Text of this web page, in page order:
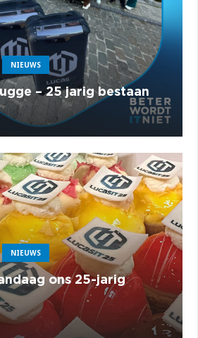
NIEUWS
– 25 jarig bestaan
NIEUWS
ons 25-jarig